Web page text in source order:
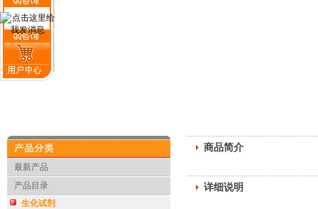
产品分类
最新产品
产品目录
生化试剂
商品简介
详细说明